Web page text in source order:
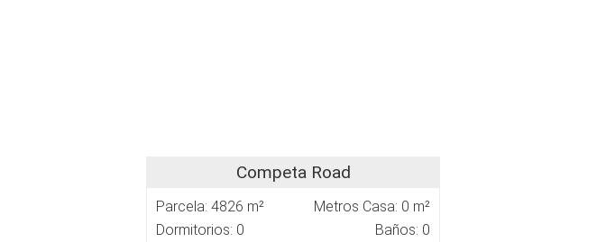
Competa Road
Parcela: 4826 m²
Metros Casa: 0 m²
Dormitorios: 0
Baños: 0